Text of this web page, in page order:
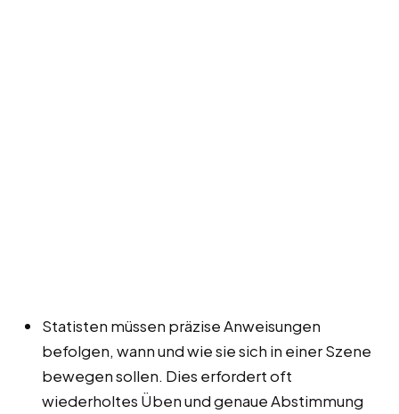
Statisten müssen präzise Anweisungen
befolgen, wann und wie sie sich in einer Szene
bewegen sollen. Dies erfordert oft
wiederholtes Üben und genaue Abstimmung